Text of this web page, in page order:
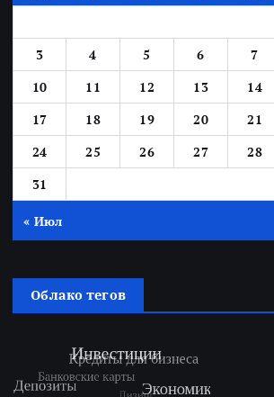
3
4 5 6 7
10
11 12 13 14
17
18 19 20 21
24
25 26 27 28
31
« Июл
Облако тегов